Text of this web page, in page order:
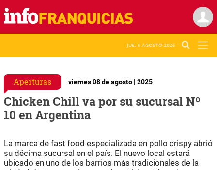
JUE. 6 AGOSTO 2026
Aperturas viernes 08 de agosto | 2025
Chicken Chill va por su sucursal Nº
10 en Argentina
La marca de fast food especializada en pollo crispy abrió
su décima sucursal en el país. El nuevo local estará
ubicado en uno de los barrios más tradicionales de la